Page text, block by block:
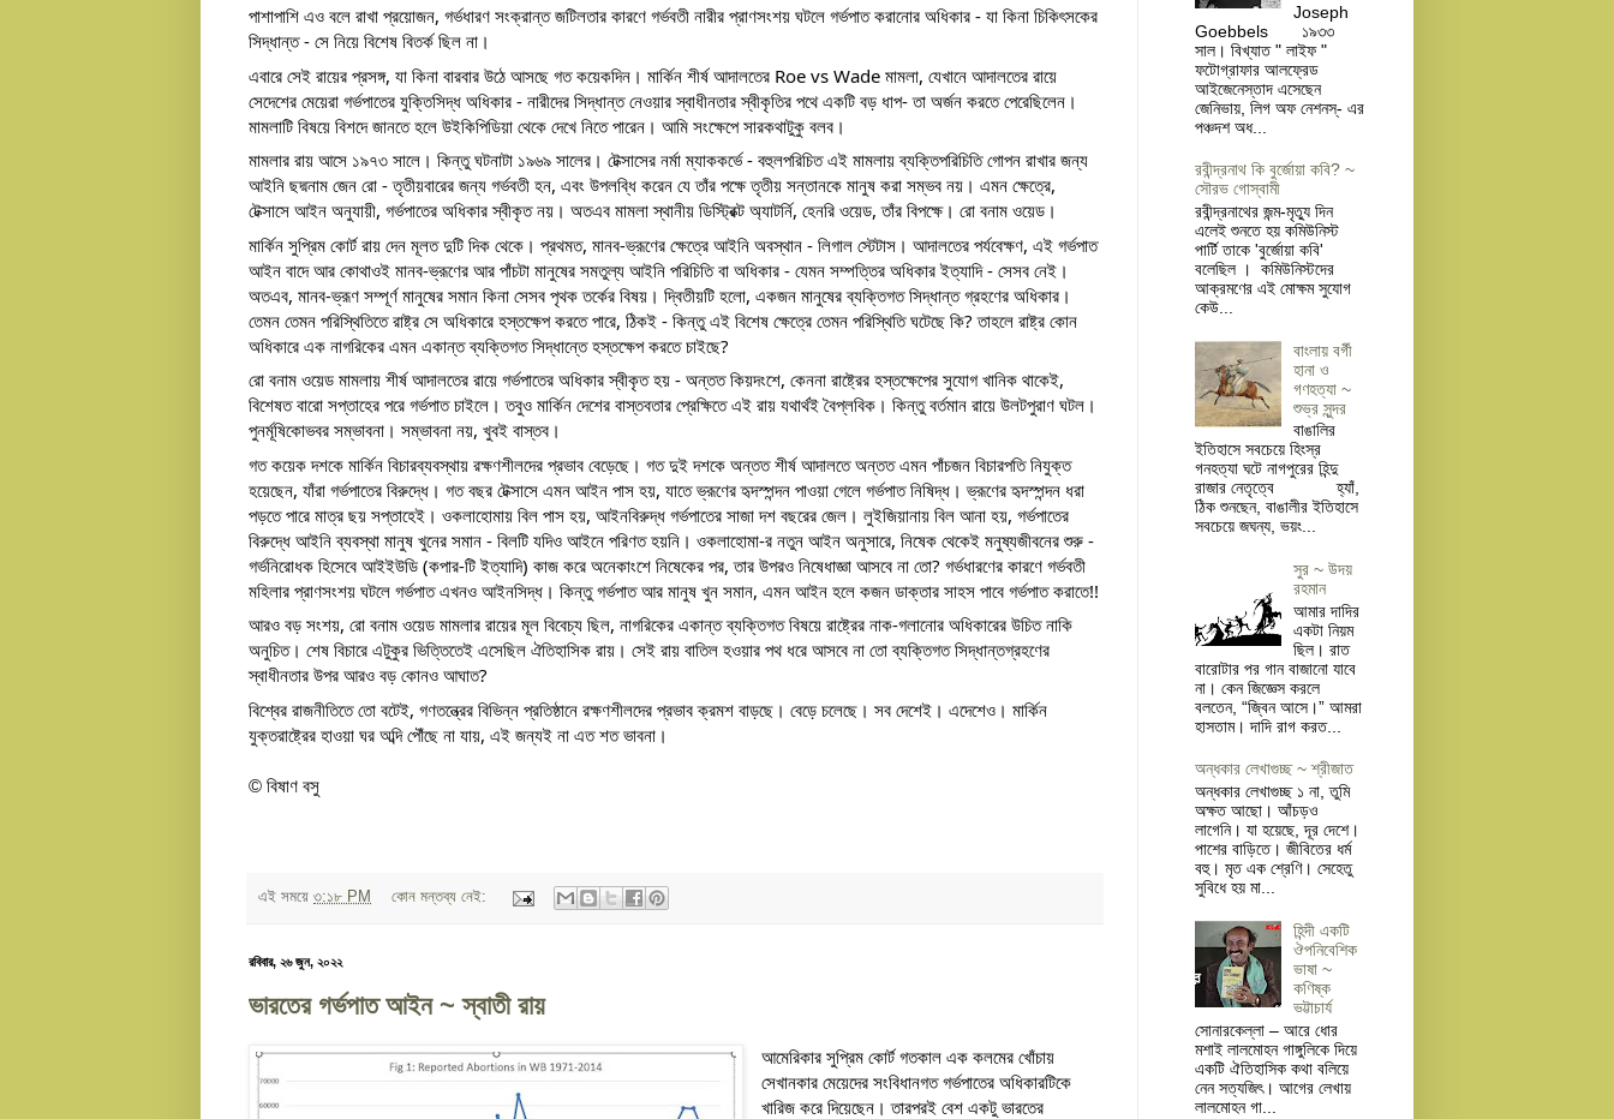
পাশাপাশি এও বলে রাখা প্রয়োজন, গর্ভধারণ সংক্রান্ত জটিলতার কারণে গর্ভবতী নারীর প্রাণসংশয় ঘটলে গর্ভপাত করানোর অধিকার - যা কিনা চিকিৎসকের
সিদ্ধান্ত - সে নিয়ে বিশেষ বিতর্ক ছিল না।
এবারে সেই রায়ের প্রসঙ্গ, যা কিনা বারবার উঠে আসছে গত কয়েকদিন। মার্কিন শীর্ষ আদালতের Roe vs Wade মামলা, যেখানে আদালতের রায়ে
সেদেশের মেয়েরা গর্ভপাতের যুক্তিসিদ্ধ অধিকার - নারীদের সিদ্ধান্ত নেওয়ার স্বাধীনতার স্বীকৃতির পথে একটি বড় ধাপ- তা অর্জন করতে পেরেছিলেন।
মামলাটি বিষয়ে বিশদে জানতে হলে উইকিপিডিয়া থেকে দেখে নিতে পারেন। আমি সংক্ষেপে সারকথাটুকু বলব।
মামলার রায় আসে ১৯৭৩ সালে। কিন্তু ঘটনাটা ১৯৬৯ সালের। টেক্সাসের নর্মা ম্যাককর্ভে - বহুলপরিচিত এই মামলায় ব্যক্তিপরিচিতি গোপন রাখার জন্য
আইনি ছদ্মনাম জেন রো - তৃতীয়বারের জন্য গর্ভবতী হন, এবং উপলব্ধি করেন যে তাঁর পক্ষে তৃতীয় সন্তানকে মানুষ করা সম্ভব নয়। এমন ক্ষেত্রে,
টেক্সাসে আইন অনুযায়ী, গর্ভপাতের অধিকার স্বীকৃত নয়। অতএব মামলা স্থানীয় ডিস্ট্রিক্ট অ্যাটর্নি, হেনরি ওয়েড, তাঁর বিপক্ষে। রো বনাম ওয়েড।
মার্কিন সুপ্রিম কোর্ট রায় দেন মূলত দুটি দিক থেকে। প্রথমত, মানব-ভ্রূণের ক্ষেত্রে আইনি অবস্থান - লিগাল স্টেটাস। আদালতের পর্যবেক্ষণ, এই গর্ভপাত
আইন বাদে আর কোথাওই মানব-ভ্রূণের আর পাঁচটা মানুষের সমতুল্য আইনি পরিচিতি বা অধিকার - যেমন সম্পত্তির অধিকার ইত্যাদি - সেসব নেই।
অতএব, মানব-ভ্রূণ সম্পূর্ণ মানুষের সমান কিনা সেসব পৃথক তর্কের বিষয়। দ্বিতীয়টি হলো, একজন মানুষের ব্যক্তিগত সিদ্ধান্ত গ্রহণের অধিকার।
তেমন তেমন পরিস্থিতিতে রাষ্ট্র সে অধিকারে হস্তক্ষেপ করতে পারে, ঠিকই - কিন্তু এই বিশেষ ক্ষেত্রে তেমন পরিস্থিতি ঘটেছে কি? তাহলে রাষ্ট্র কোন
অধিকারে এক নাগরিকের এমন একান্ত ব্যক্তিগত সিদ্ধান্তে হস্তক্ষেপ করতে চাইছে?
রো বনাম ওয়েড মামলায় শীর্ষ আদালতের রায়ে গর্ভপাতের অধিকার স্বীকৃত হয় - অন্তত কিয়দংশে, কেননা রাষ্ট্রের হস্তক্ষেপের সুযোগ খানিক থাকেই,
বিশেষত বারো সপ্তাহের পরে গর্ভপাত চাইলে। তবুও মার্কিন দেশের বাস্তবতার প্রেক্ষিতে এই রায় যথার্থই বৈপ্লবিক। কিন্তু বর্তমান রায়ে উলটপুরাণ ঘটল।
পুনর্মূষিকোভবর সম্ভাবনা। সম্ভাবনা নয়, খুবই বাস্তব।
গত কয়েক দশকে মার্কিন বিচারব্যবস্থায় রক্ষণশীলদের প্রভাব বেড়েছে। গত দুই দশকে অন্তত শীর্ষ আদালতে অন্তত এমন পাঁচজন বিচারপতি নিযুক্ত
হয়েছেন, যাঁরা গর্ভপাতের বিরুদ্ধে। গত বছর টেক্সাসে এমন আইন পাস হয়, যাতে ভ্রূণের হৃদস্পন্দন পাওয়া গেলে গর্ভপাত নিষিদ্ধ। ভ্রূণের হৃদস্পন্দন ধরা
পড়তে পারে মাত্র ছয় সপ্তাহেই। ওকলাহোমায় বিল পাস হয়, আইনবিরুদ্ধ গর্ভপাতের সাজা দশ বছরের জেল। লুইজিয়ানায় বিল আনা হয়, গর্ভপাতের
বিরুদ্ধে আইনি ব্যবস্থা মানুষ খুনের সমান - বিলটি যদিও আইনে পরিণত হয়নি। ওকলাহোমা-র নতুন আইন অনুসারে, নিষেক থেকেই মনুষ্যজীবনের শুরু -
গর্ভনিরোধক হিসেবে আইইউডি (কপার-টি ইত্যাদি) কাজ করে অনেকাংশে নিষেকের পর, তার উপরও নিষেধাজ্ঞা আসবে না তো? গর্ভধারণের কারণে গর্ভবতী
মহিলার প্রাণসংশয় ঘটলে গর্ভপাত এখনও আইনসিদ্ধ। কিন্তু গর্ভপাত আর মানুষ খুন সমান, এমন আইন হলে কজন ডাক্তার সাহস পাবে গর্ভপাত করাতে!!
আরও বড় সংশয়, রো বনাম ওয়েড মামলার রায়ের মূল বিবেচ্য ছিল, নাগরিকের একান্ত ব্যক্তিগত বিষয়ে রাষ্ট্রের নাক-গলানোর অধিকারের উচিত নাকি
অনুচিত। শেষ বিচারে এটুকুর ভিত্তিতেই এসেছিল ঐতিহাসিক রায়। সেই রায় বাতিল হওয়ার পথ ধরে আসবে না তো ব্যক্তিগত সিদ্ধান্তগ্রহণের
স্বাধীনতার উপর আরও বড় কোনও আঘাত?
বিশ্বের রাজনীতিতে তো বটেই, গণতন্ত্রের বিভিন্ন প্রতিষ্ঠানে রক্ষণশীলদের প্রভাব ক্রমশ বাড়ছে। বেড়ে চলেছে। সব দেশেই। এদেশেও। মার্কিন
যুক্তরাষ্ট্রের হাওয়া ঘর অব্দি পৌঁছে না যায়, এই জন্যই না এত শত ভাবনা।
© বিষাণ বসু
এই সময়ে ৩:১৮ PM কোন মন্তব্য নেই:
রবিবার, ২৬ জুন, ২০২২
ভারতের গর্ভপাত আইন ~ স্বাতী রায়
আমেরিকার সুপ্রিম কোর্ট গতকাল এক কলমের খোঁচায়
সেখানকার মেয়েদের সংবিধানগত গর্ভপাতের অধিকারটিকে
খারিজ করে দিয়েছেন। তারপরই বেশ একটু ভারতের
Joseph
Goebbels ১৯৩৩
সাল। বিখ্যাত " লাইফ "
ফটোগ্রাফার আলফ্রেড
আইজেনেস্তাদ এসেছেন
জেনিভায়, লিগ অফ নেশনস্- এর
পঞ্চদশ অধ...
রবীন্দ্রনাথ কি বুর্জোয়া কবি? ~
সৌরভ গোস্বামী
রবীন্দ্রনাথের জন্ম-মৃত্যু দিন
এলেই শুনতে হয় কমিউনিস্ট
পার্টি তাকে 'বুর্জোয়া কবি'
বলেছিল । কমিউনিস্টদের
আক্রমণের এই মোক্ষম সুযোগ
কেউ...
বাংলায় বর্গী
হানা ও
গণহত্যা ~
শুভ্র সুন্দর
বাঙালির
ইতিহাসে সবচেয়ে হিংস্র
গনহত্যা ঘটে নাগপুরের হিন্দু
রাজার নেতৃত্বে হ্যাঁ,
ঠিক শুনছেন, বাঙালীর ইতিহাসে
সবচেয়ে জঘন্য, ভয়ং...
সুর ~ উদয়
রহমান
আমার দাদির
একটা নিয়ম
ছিল। রাত
বারোটার পর গান বাজানো যাবে
না। কেন জিজ্ঞেস করলে
বলতেন, “জ্বিন আসে।” আমরা
হাসতাম। দাদি রাগ করত...
অন্ধকার লেখাগুচ্ছ ~ শ্রীজাত
অন্ধকার লেখাগুচ্ছ ১ না, তুমি
অক্ষত আছো। আঁচড়ও
লাগেনি। যা হয়েছে, দূর দেশে।
পাশের বাড়িতে। জীবিতের ধর্ম
বহু। মৃত এক শ্রেণি। সেহেতু
সুবিধে হয় মা...
হিন্দী একটি
ঔপনিবেশিক
ভাষা ~
কণিষ্ক
ভট্টাচার্য
সোনারকেল্লা – আরে ধোর
মশাই লালমোহন গাঙ্গুলিকে দিয়ে
একটি ঐতিহাসিক কথা বলিয়ে
নেন সত্যজিৎ। আগের লেখায়
লালমোহন গা...